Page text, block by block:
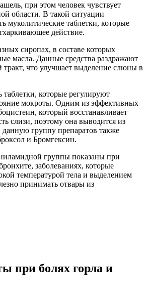
при этом человек чувствует
области. В такой ситуации
муколитические таблетки, которые
действие.
сиропах, в составе которых
масла. Данные средства раздражают
что улучшает выделение слюны в
таблетки, которые регулируют
мокроты. Одним из эффективных
который восстанавливает
слизи, поэтому она выводится из
группу препаратов также
и Бромгексин.
группы показаны при
заболеваниях, которые
температурой тела и выделением
принимать отвары из
при болях горла и